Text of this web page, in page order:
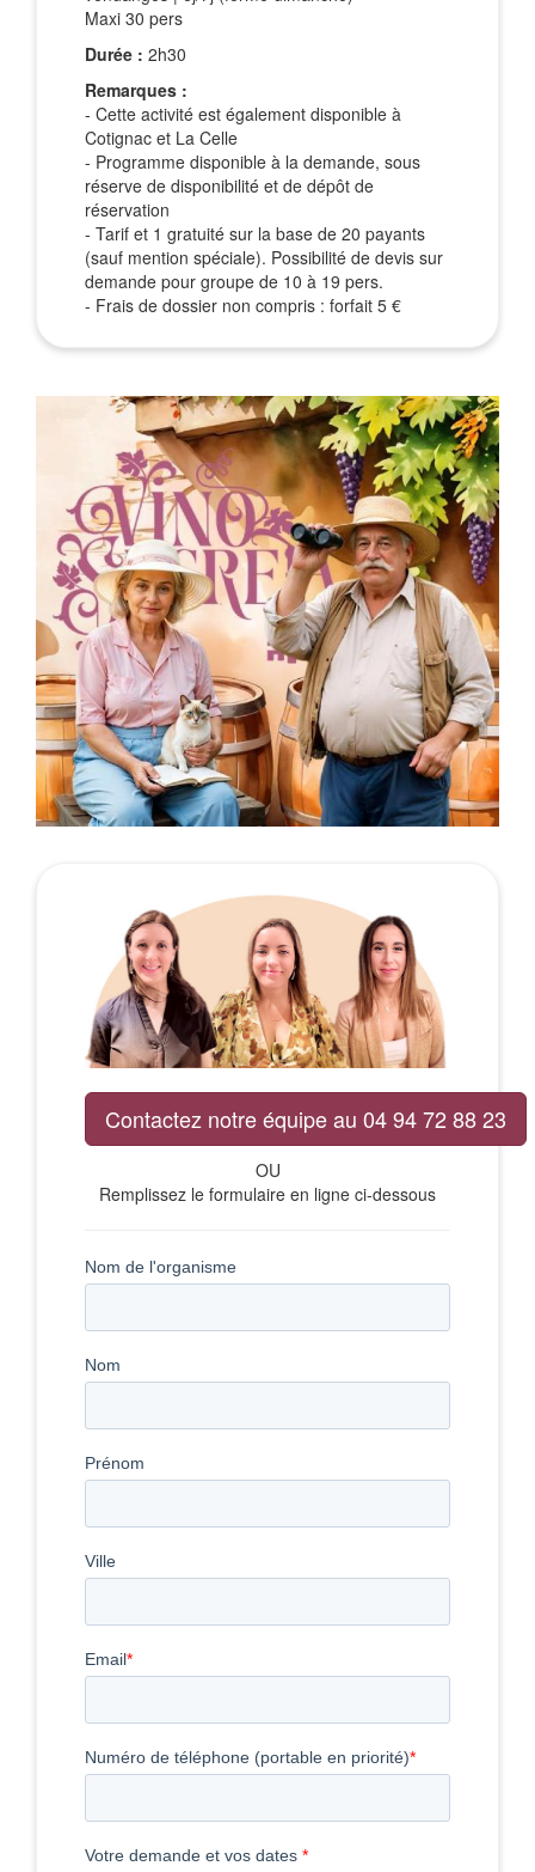
Maxi 30 pers
Durée : 2h30
Remarques :
- Cette activité est également disponible à
Cotignac et La Celle
- Programme disponible à la demande, sous
réserve de disponibilité et de dépôt de
réservation
- Tarif et 1 gratuité sur la base de 20 payants
(sauf mention spéciale). Possibilité de devis sur
demande pour groupe de 10 à 19 pers.
- Frais de dossier non compris : forfait 5 €
Contactez notre équipe au 04 94 72 88 23
OU
Remplissez le formulaire en ligne ci-dessous